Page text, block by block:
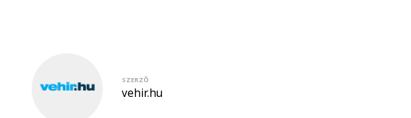
SZERZŐ
vehir.hu